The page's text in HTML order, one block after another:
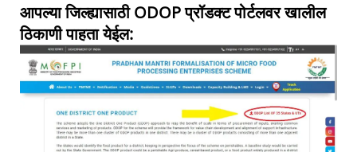
आपल्या जिल्ह्यासाठी ODOP प्रॉडक्ट पोर्टलवर खालील
ठिकाणी पाहता येईल: